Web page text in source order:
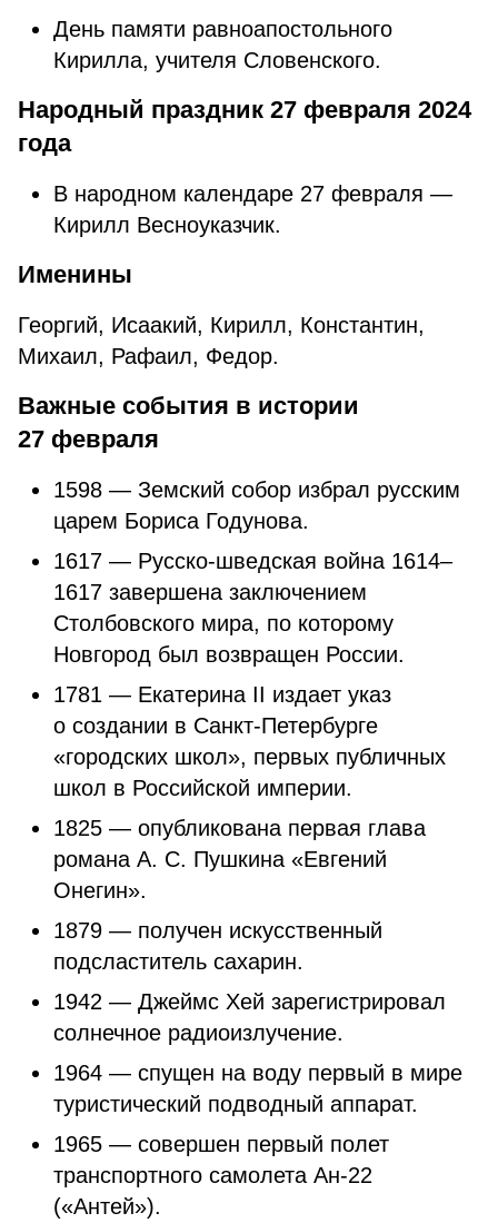
День памяти равноапостольного
Кирилла, учителя Словенского.
Народный праздник 27 февраля 2024
года
В народном календаре 27 февраля —
Кирилл Весноуказчик.
Именины
Георгий, Исаакий, Кирилл, Константин,
Михаил, Рафаил, Федор.
Важные события в истории
27 февраля
1598 — Земский собор избрал русским
царем Бориса Годунова.
1617 — Русско-шведская война 1614–
1617 завершена заключением
Столбовского мира, по которому
Новгород был возвращен России.
1781 — Екатерина II издает указ
о создании в Санкт-Петербурге
«городских школ», первых публичных
школ в Российской империи.
1825 — опубликована первая глава
романа А. С. Пушкина «Евгений
Онегин».
1879 — получен искусственный
подсластитель сахарин.
1942 — Джеймс Хей зарегистрировал
солнечное радиоизлучение.
1964 — спущен на воду первый в мире
туристический подводный аппарат.
1965 — совершен первый полет
транспортного самолета Ан-22
(«Антей»).